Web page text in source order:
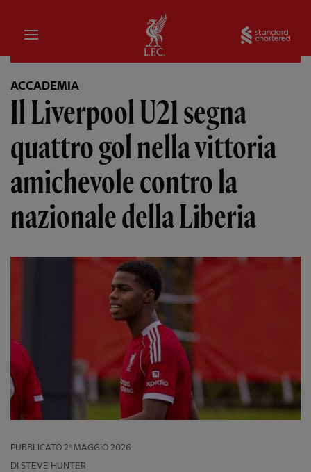
Iniziale
ACCADEMIA
Il Liverpool U21 segna
quattro gol nella vittoria
amichevole contro la
nazionale della Liberia
PUBBLICATO 2º MAGGIO 2026
DI STEVE HUNTER